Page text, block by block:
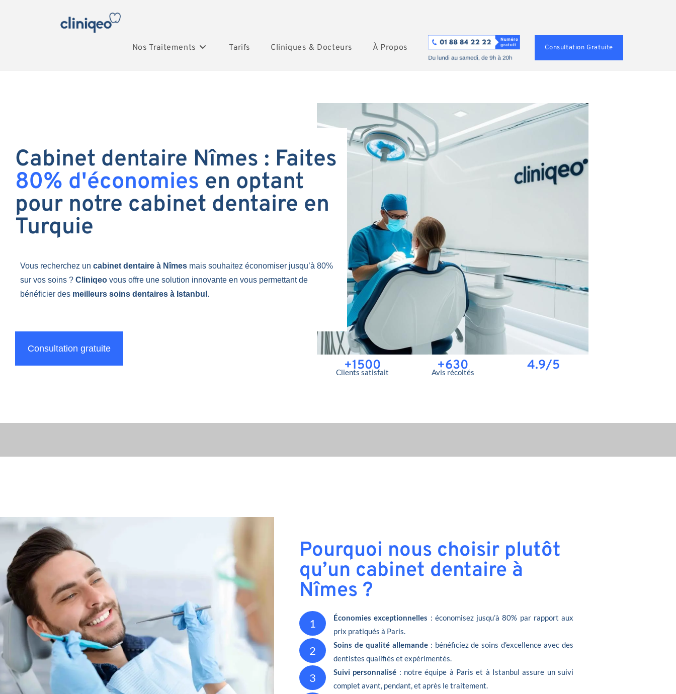
Nos Traitements Tarifs Cliniques & Docteurs À Propos Consultation Gratuite
Cabinet dentaire Nîmes : Faites
80% d'économies en optant
pour notre cabinet dentaire en
Turquie
Vous recherchez un cabinet dentaire à Nîmes mais souhaitez économiser jusqu’à 80%
sur vos soins ? Cliniqeo vous offre une solution innovante en vous permettant de
bénéficier des meilleurs soins dentaires à Istanbul .
Consultation gratuite
+1500
Clients satisfait +630
Avis récoltés 4.9/5
Pourquoi nous choisir plutôt
qu’un cabinet dentaire à
Nîmes ?
1 Économies exceptionnelles : économisez jusqu’à 80% par rapport aux
prix pratiqués à Paris.
2 Soins de qualité allemande: bénéficiez de soins d’excellence avec des
dentistes qualifiés et expérimentés.
3 Suivi personnalisé : notre équipe à Paris et à Istanbul assure un suivi
complet avant, pendant, et après le traitement.